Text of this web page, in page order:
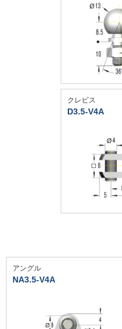
クレビス
D3.5-V4A
アングル
NA3.5-V4A